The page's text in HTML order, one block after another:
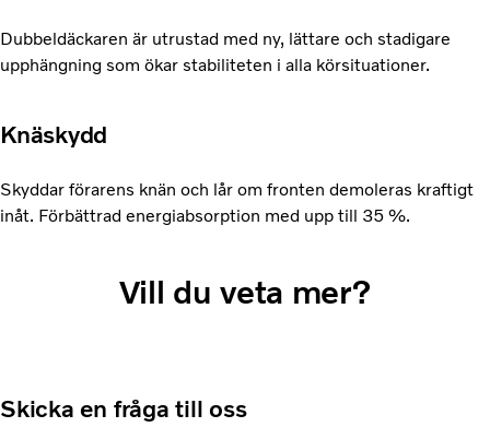
Dubbeldäckaren är utrustad med ny, lättare och stadigare
upphängning som ökar stabiliteten i alla körsituationer.
Knäskydd
Skyddar förarens knän och lår om fronten demoleras kraftigt
inåt. Förbättrad energiabsorption med upp till 35 %.
Vill du veta mer?
Skicka en fråga till oss